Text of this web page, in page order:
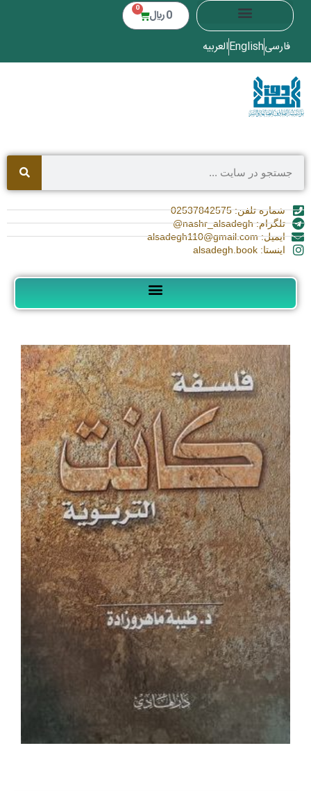
0 ﷼ 0
فارسیEnglishالعربیه
شماره تلفن: 02537842575
تلگرام: nashr_alsadegh@
ایمیل: alsadegh110@gmail.com
اینستا: alsadegh.book